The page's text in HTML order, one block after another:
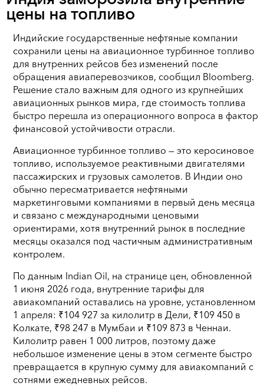
цены на топливо
Индийские государственные нефтяные компании
сохранили цены на авиационное турбинное топливо
для внутренних рейсов без изменений после
обращения авиаперевозчиков, сообщил Bloomberg.
Решение стало важным для одного из крупнейших
авиационных рынков мира, где стоимость топлива
быстро перешла из операционного вопроса в фактор
финансовой устойчивости отрасли.
Авиационное турбинное топливо — это керосиновое
топливо, используемое реактивными двигателями
пассажирских и грузовых самолетов. В Индии оно
обычно пересматривается нефтяными
маркетинговыми компаниями в первый день месяца
и связано с международными ценовыми
ориентирами, хотя внутренний рынок в последние
месяцы оказался под частичным административным
контролем.
По данным Indian Oil, на странице цен, обновленной
1 июня 2026 года, внутренние тарифы для
авиакомпаний оставались на уровне, установленном
1 апреля: ₹104 927 за килолитр в Дели, ₹109 450 в
Колкате, ₹98 247 в Мумбаи и ₹109 873 в Ченнаи.
Килолитр равен 1 000 литров, поэтому даже
небольшое изменение цены в этом сегменте быстро
превращается в крупную сумму для авиакомпаний с
сотнями ежедневных рейсов.